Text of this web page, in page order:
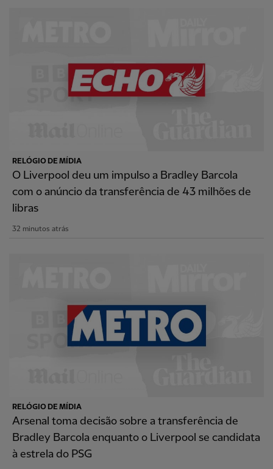
RELÓGIO DE MÍDIA
O Liverpool deu um impulso a Bradley Barcola
com o anúncio da transferência de 43 milhões de
libras
32 minutos atrás
RELÓGIO DE MÍDIA
Arsenal toma decisão sobre a transferência de
Bradley Barcola enquanto o Liverpool se candidata
à estrela do PSG